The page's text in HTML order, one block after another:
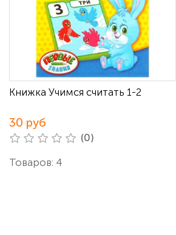
Книжка Учимся считать 1-2
30 руб
(0)
Товаров: 4